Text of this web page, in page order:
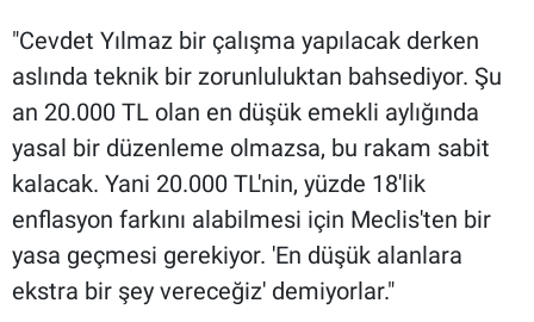
"Cevdet Yılmaz bir çalışma yapılacak derken
aslında teknik bir zorunluluktan bahsediyor. Şu
an 20.000 TL olan en düşük emekli aylığında
yasal bir düzenleme olmazsa, bu rakam sabit
kalacak. Yani 20.000 TL'nin, yüzde 18'lik
enflasyon farkını alabilmesi için Meclis'ten bir
yasa geçmesi gerekiyor. 'En düşük alanlara
ekstra bir şey vereceğiz' demiyorlar."